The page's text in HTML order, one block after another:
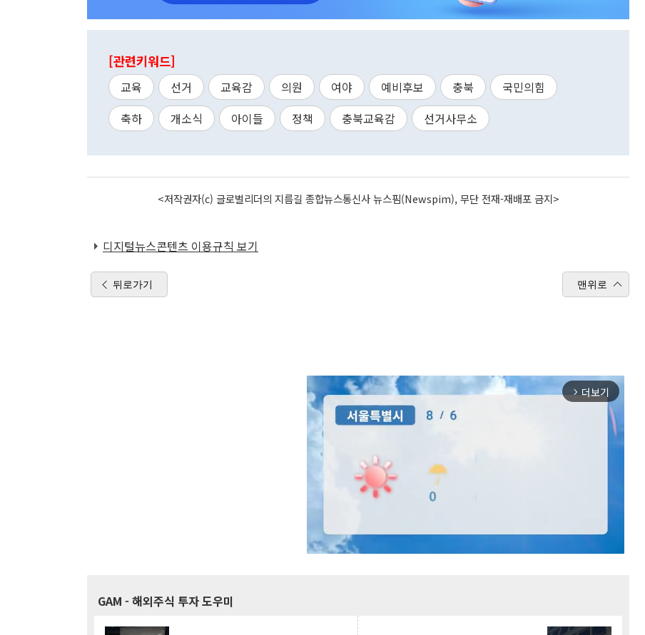
[관련키워드]
교육 선거 교육감 의원 여야 예비후보 충북
국민의힘
축하
개소식 아이들 정책 충북교육감 선거사무소
<저작권자(c) 글로벌리더의 지름길 종합뉴스통신사 뉴스핌(Newspim), 무단 전재-재배포 금지>
디지털뉴스콘텐츠 이용규칙 보기
뒤로가기 맨위로
arrow_forward_ios 더보기
GAM - 해외주식 투자 도우미